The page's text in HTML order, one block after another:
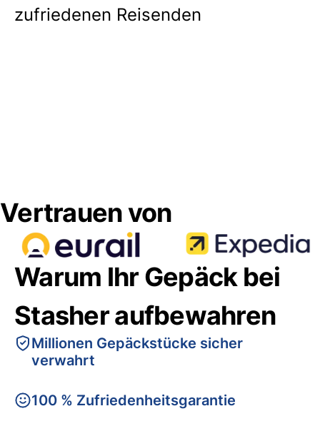
zufriedenen Reisenden
Vertrauen von
Warum Ihr Gepäck bei
Stasher aufbewahren
Millionen Gepäckstücke sicher
verwahrt
100 % Zufriedenheitsgarantie